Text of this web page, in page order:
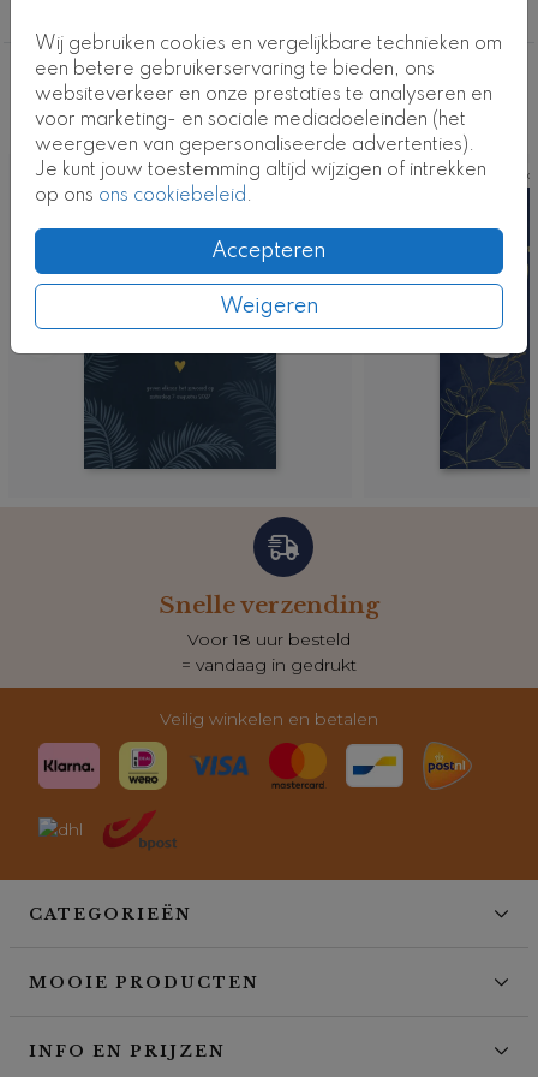
Wij gebruiken cookies en vergelijkbare technieken om
een betere gebruikerservaring te bieden, ons
websiteverkeer en onze prestaties te analyseren en
voor marketing- en sociale mediadoeleinden (het
weergeven van gepersonaliseerde advertenties).
Je kunt jouw toestemming altijd wijzigen of intrekken
op ons ons cookiebeleid.
Accepteren
Weigeren
Kaartcode: T0639-1
Deze ontwerpen vind je misschien ook
leuk
Kaart
Snelle verzending
Voor 18 uur besteld
= vandaag in gedrukt
Veilig winkelen en betalen
CATEGORIEËN
MOOIE PRODUCTEN
INFO EN PRIJZEN